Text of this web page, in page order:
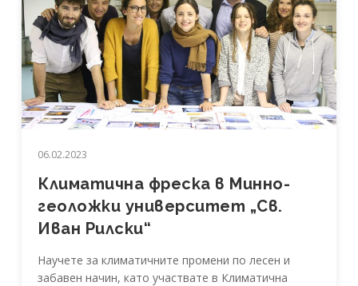
06.02.2023
Климатична фреска в Минно-
геоложки университет „Св.
Иван Рилски“
Научете за климатичните промени по лесен и
забавен начин, като участвате в Климатична